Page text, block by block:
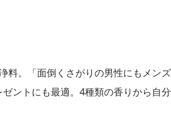
料。「面倒くさがりの男性にもメン
ントにも最適。4種類の香りから自